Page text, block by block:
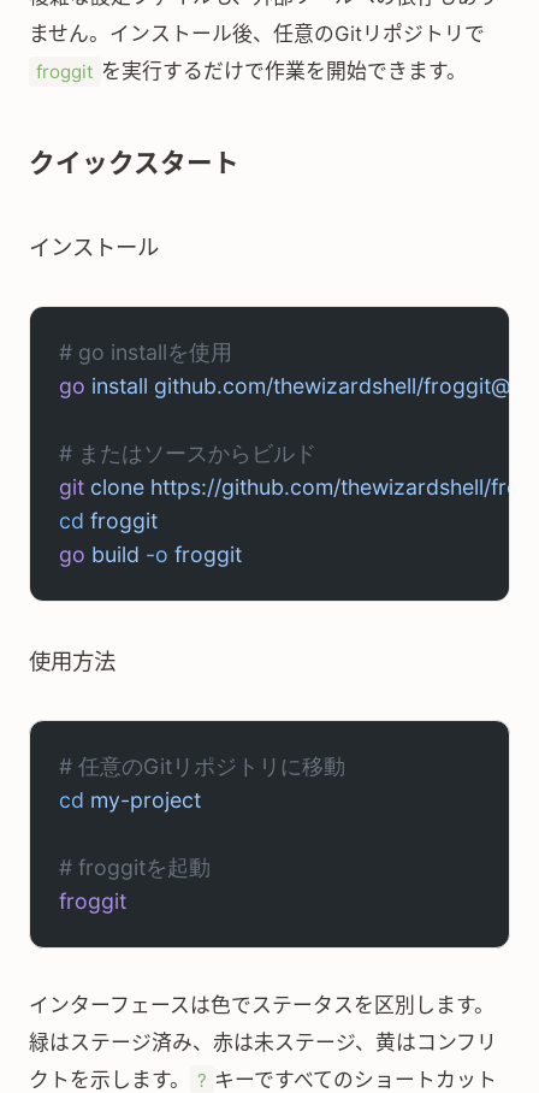
ません。インストール後、任意のGitリポジトリで
froggit を実行するだけで作業を開始できます。
クイックスタート
インストール
# go installを使用
go install github.com/thewizardshell/
# またはソースからビルド
git clone https://github.com/thewizardshell/
cd froggit
go build -o froggit
使用方法
# 任意のGitリポジトリに移動
cd my-project
# froggitを起動
froggit
インターフェースは色でステータスを区別します。
緑はステージ済み、赤は未ステージ、黄はコンフリ
クトを示します。
? キーですべてのショートカット